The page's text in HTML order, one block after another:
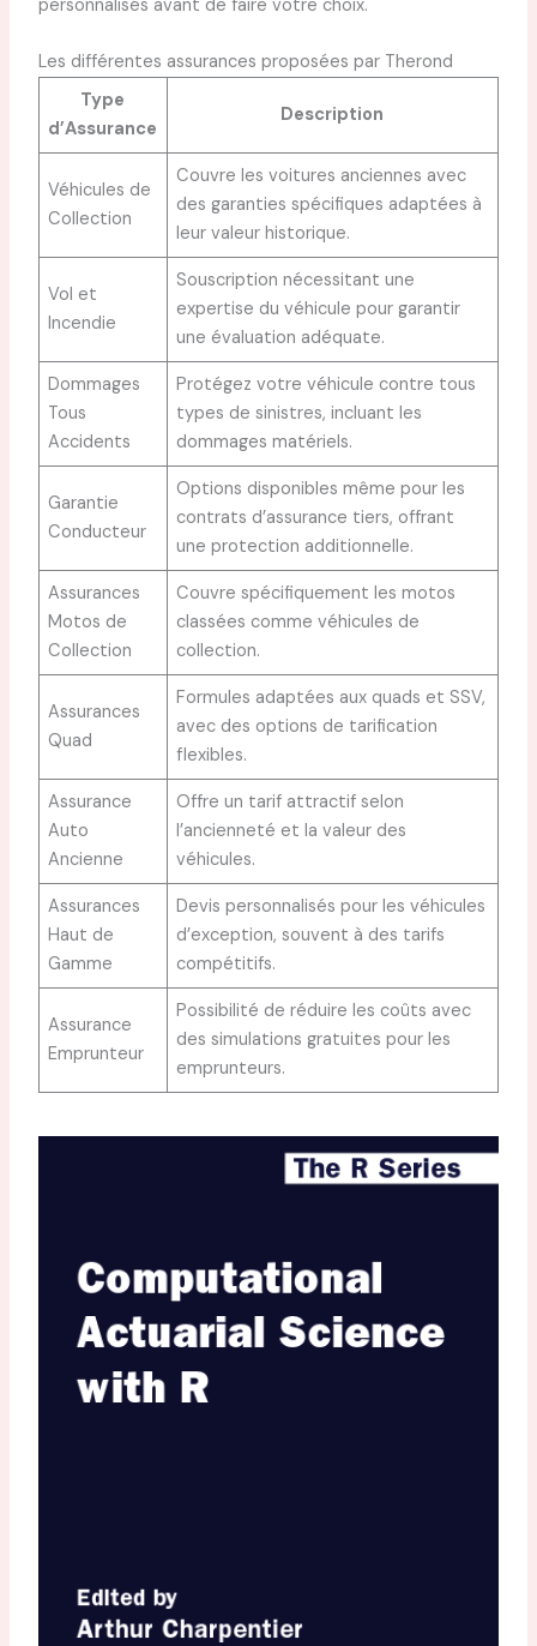
personnalisés avant de faire votre choix.
Les différentes assurances proposées par Therond
Type
d’Assurance
Description
Véhicules de
Collection
Couvre les voitures anciennes avec
des garanties spécifiques adaptées à
leur valeur historique.
Vol et
Incendie
Souscription nécessitant une
expertise du véhicule pour garantir
une évaluation adéquate.
Dommages
Tous
Accidents
Protégez votre véhicule contre tous
types de sinistres, incluant les
dommages matériels.
Garantie
Conducteur
Options disponibles même pour les
contrats d’assurance tiers, offrant
une protection additionnelle.
Assurances
Motos de
Collection
Couvre spécifiquement les motos
classées comme véhicules de
collection.
Assurances
Quad
Formules adaptées aux quads et SSV,
avec des options de tarification
flexibles.
Assurance
Auto
Ancienne
Offre un tarif attractif selon
l’ancienneté et la valeur des
véhicules.
Assurances
Haut de
Gamme
Devis personnalisés pour les véhicules
d’exception, souvent à des tarifs
compétitifs.
Assurance
Emprunteur
Possibilité de réduire les coûts avec
des simulations gratuites pour les
emprunteurs.